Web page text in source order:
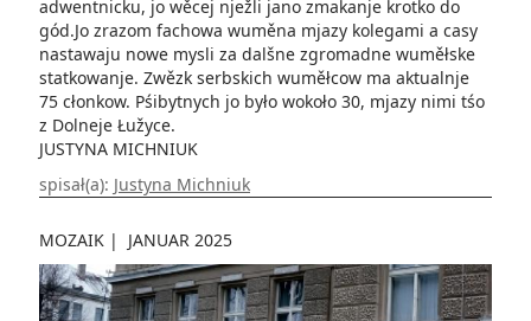
adwentnicku, jo wěcej nježli jano zmakanje krotko do
gód.Jo zrazom fachowa wuměna mjazy kolegami a casy
nastawaju nowe mysli za dalšne zgromadne wuměłske
statkowanje. Zwězk serbskich wuměłcow ma aktualnje
75 cłonkow. Pśibytnych jo było wokoło 30, mjazy nimi tśo
z Dolneje Łužyce.
JUSTYNA MICHNIUK
spisał(a): Justyna Michniuk
MOZAIK | JANUAR 2025